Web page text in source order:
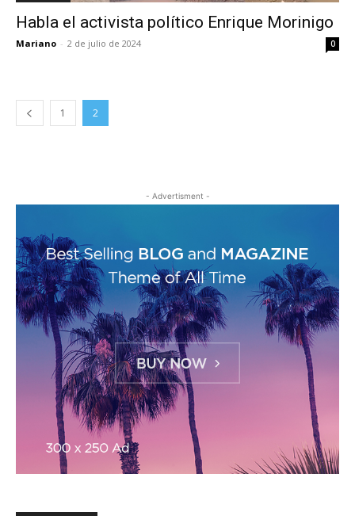
Habla el activista político Enrique Morinigo
Mariano - 2 de julio de 2024 0
1 2
- Advertisment -